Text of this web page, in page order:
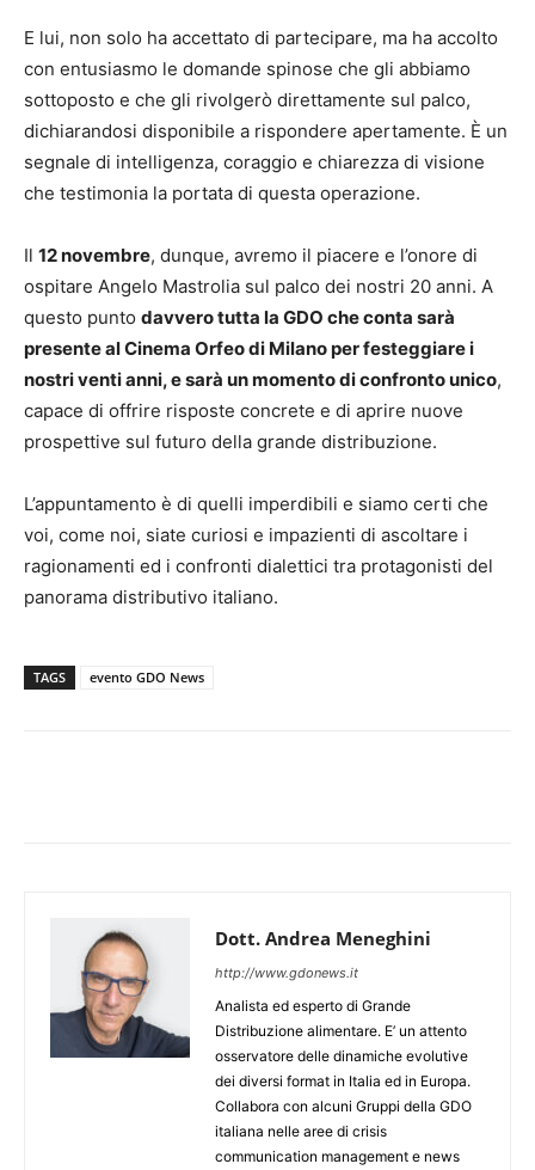
E lui, non solo ha accettato di partecipare, ma ha accolto
con entusiasmo le domande spinose che gli abbiamo
sottoposto e che gli rivolgerò direttamente sul palco,
dichiarandosi disponibile a rispondere apertamente. È un
segnale di intelligenza, coraggio e chiarezza di visione
che testimonia la portata di questa operazione.
Il 12 novembre, dunque, avremo il piacere e l’onore di
ospitare Angelo Mastrolia sul palco dei nostri 20 anni. A
questo punto davvero tutta la GDO che conta sarà
presente al Cinema Orfeo di Milano per festeggiare i
nostri venti anni, e sarà un momento di confronto unico,
capace di offrire risposte concrete e di aprire nuove
prospettive sul futuro della grande distribuzione.
L’appuntamento è di quelli imperdibili e siamo certi che
voi, come noi, siate curiosi e impazienti di ascoltare i
ragionamenti ed i confronti dialettici tra protagonisti del
panorama distributivo italiano.
TAGS evento GDO News
Dott. Andrea Meneghini
http://www.gdonews.it
Analista ed esperto di Grande
Distribuzione alimentare. E’ un attento
osservatore delle dinamiche evolutive
dei diversi format in Italia ed in Europa.
Collabora con alcuni Gruppi della GDO
italiana nelle aree di crisis
communication management e news